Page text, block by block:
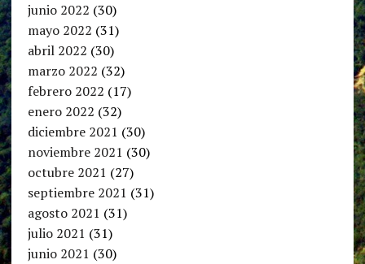
junio 2022 (30)
mayo 2022 (31)
abril 2022 (30)
marzo 2022 (32)
febrero 2022 (17)
enero 2022 (32)
diciembre 2021 (30)
noviembre 2021 (30)
octubre 2021 (27)
septiembre 2021 (31)
agosto 2021 (31)
julio 2021 (31)
junio 2021 (30)